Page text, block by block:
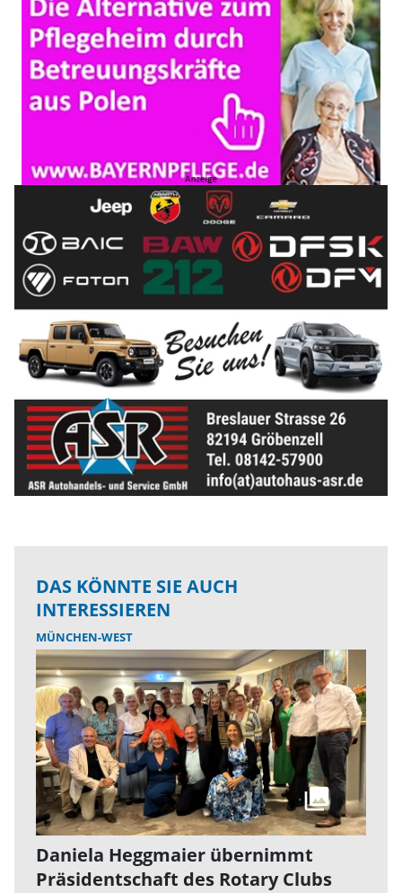
DAS KÖNNTE SIE AUCH
INTERESSIEREN
MÜNCHEN-WEST
Daniela Heggmaier übernimmt
Präsidentschaft des Rotary Clubs